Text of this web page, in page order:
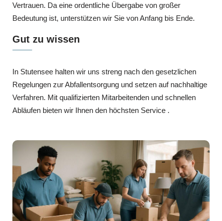
Vertrauen. Da eine ordentliche Übergabe von großer
Bedeutung ist, unterstützen wir Sie von Anfang bis Ende.
Gut zu wissen
In Stutensee halten wir uns streng nach den gesetzlichen
Regelungen zur Abfallentsorgung und setzen auf nachhaltige
Verfahren. Mit qualifizierten Mitarbeitenden und schnellen
Abläufen bieten wir Ihnen den höchsten Service .